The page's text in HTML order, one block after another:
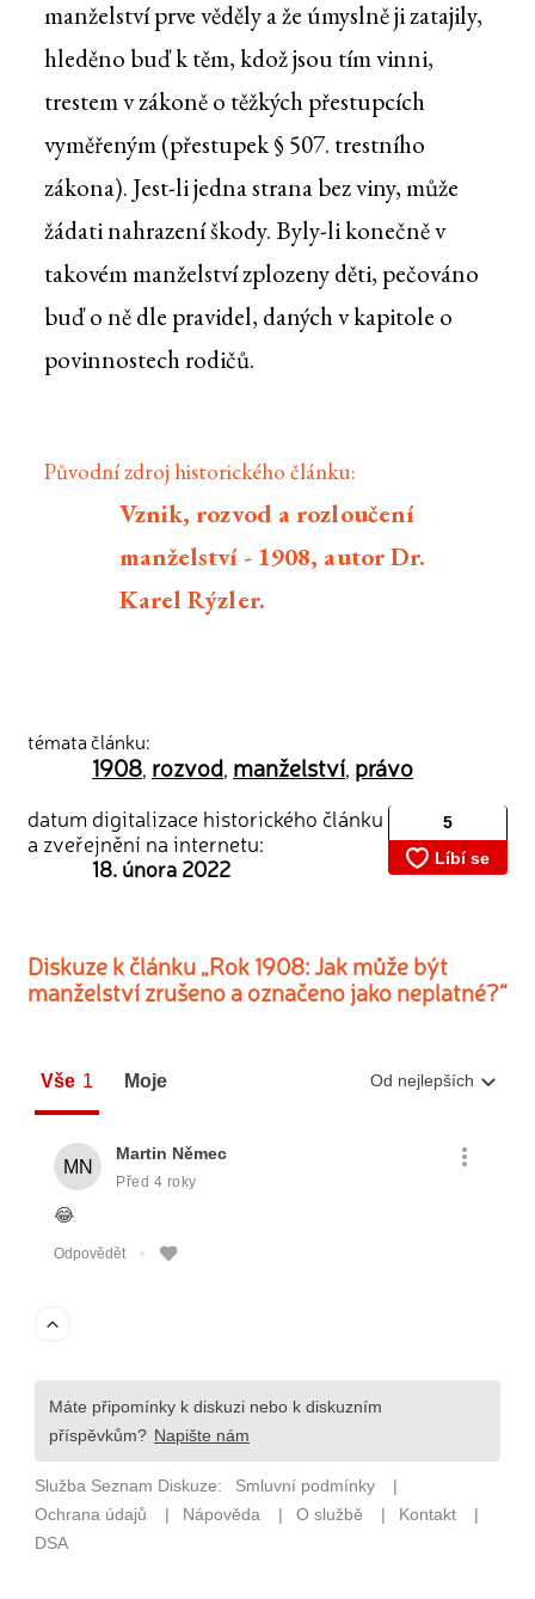
manželství prve věděly a že úmyslně ji zatajily,
hleděno buď k těm, kdož jsou tím vinni,
trestem v zákoně o těžkých přestupcích
vyměřeným (přestupek § 507. trestního
zákona). Jest-li jedna strana bez viny, může
žádati nahrazení škody. Byly-li konečně v
takovém manželství zplozeny děti, pečováno
buď o ně dle pravidel, daných v kapitole o
povinnostech rodičů.
Původní zdroj historického článku:
Vznik, rozvod a rozloučení
manželství - 1908, autor Dr.
Karel Rýzler.
témata článku:
1908, rozvod, manželství, právo
datum digitalizace historického článku
a zveřejnění na internetu:
18. února 2022
Diskuze k článku „Rok 1908: Jak může být
manželství zrušeno a označeno jako neplatné?“